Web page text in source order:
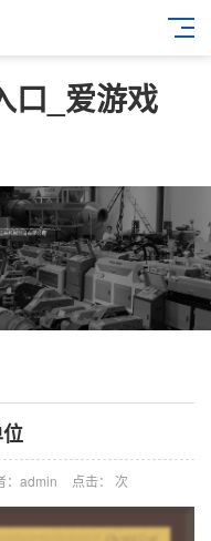
口_爱游戏
：admin 点击： 次